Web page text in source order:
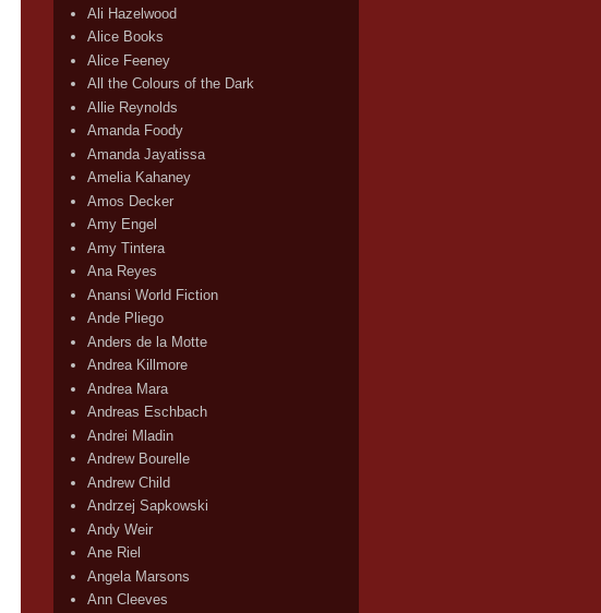
Ali Hazelwood
Alice Books
Alice Feeney
All the Colours of the Dark
Allie Reynolds
Amanda Foody
Amanda Jayatissa
Amelia Kahaney
Amos Decker
Amy Engel
Amy Tintera
Ana Reyes
Anansi World Fiction
Ande Pliego
Anders de la Motte
Andrea Killmore
Andrea Mara
Andreas Eschbach
Andrei Mladin
Andrew Bourelle
Andrew Child
Andrzej Sapkowski
Andy Weir
Ane Riel
Angela Marsons
Ann Cleeves